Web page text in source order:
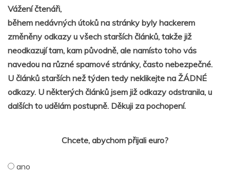
Vážení čtenáři,
během nedávných útoků na stránky byly hackerem
změněny odkazy u všech starších článků, takže již
neodkazují tam, kam původně, ale namísto toho vás
navedou na různé spamové stránky, často nebezpečné.
U článků starších než týden tedy neklikejte na ŽÁDNÉ
odkazy. U některých článků jsem již odkazy odstranila, u
dalších to udělám postupně. Děkuji za pochopení.
Chcete, abychom přijali euro?
ano